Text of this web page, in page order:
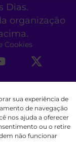
sua experiência de
de navegação
nos ajuda a oferecer
ou o retire
não funcionar
Dias.
organização
Cookies